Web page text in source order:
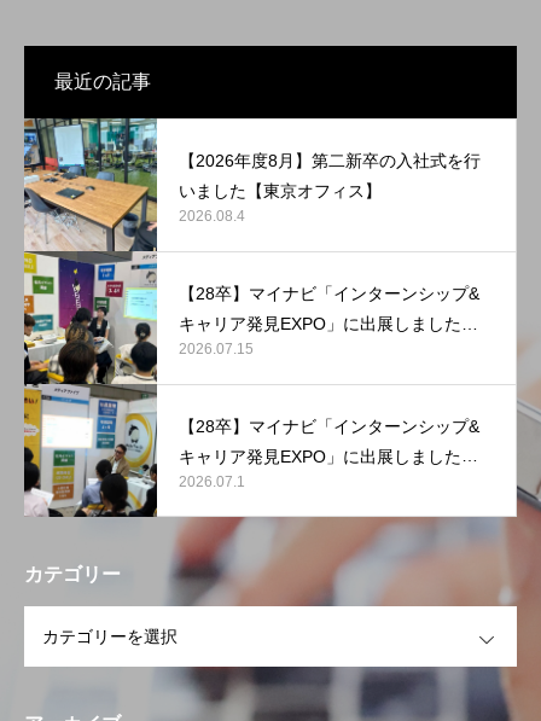
最近の記事
【2026年度8月】第二新卒の入社式を行
いました【東京オフィス】
2026.08.4
【28卒】マイナビ「インターンシップ&
キャリア発見EXPO」に出展しました
【マリンメッセ福岡】
2026.07.15
【28卒】マイナビ「インターンシップ&
キャリア発見EXPO」に出展しました
【東京ビッグサイト】
2026.07.1
カテゴリー